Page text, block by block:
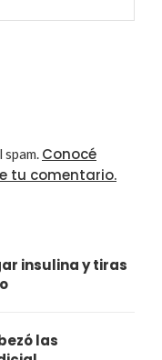
Conocé
tu comentario.
insulina y tiras
las